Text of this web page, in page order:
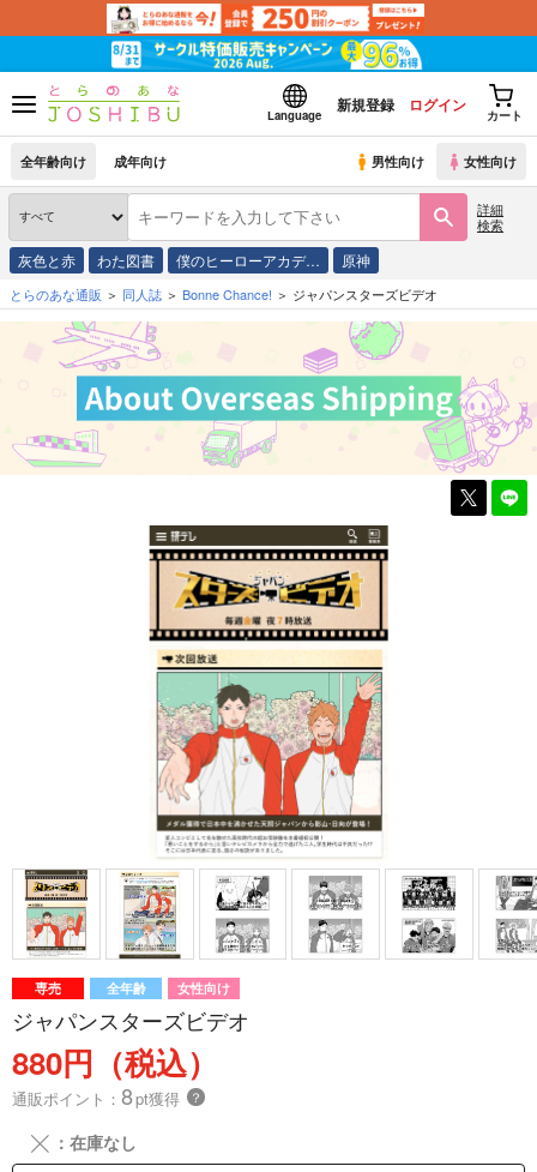
Language
新規登録 ログイン
カート
全年齢向け 成年向け 男性向け 女性向け
詳細
検索
灰色と赤 わた図書 僕のヒーローアカデ… 原神
とらのあな通販 同人誌 Bonne Chance! ジャパンスターズビデオ
専売 全年齢 女性向け
ジャパンスターズビデオ
880円（税込）
通販ポイント： 8pt獲得 ？
╳ ：在庫なし